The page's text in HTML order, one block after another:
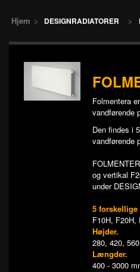
Hjem > DESIGNRADIATORER >
Folmentera
vandførende
Den findes i
vandførende
og vertikal
under
5 forskellige
F10H, F20H,
Højder.
280, 420,
Længder.
400 - 3000